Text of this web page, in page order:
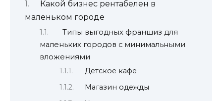
Какой бизнес рентабелен в
маленьком городе
Типы выгодных франшиз для
маленьких городов с минимальными
вложениями
Детское кафе
Магазин одежды